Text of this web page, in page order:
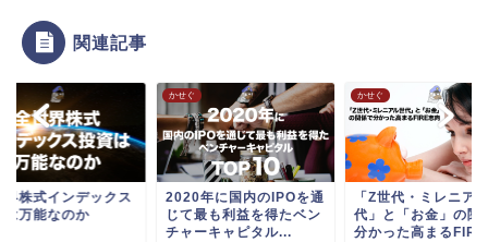
関連記事
界株式インデックス
は万能なのか
かせぐ
2020年に国内のIPOを通
じて最も利益を得たベン
チャーキャピタル...
かせぐ
「Z世代・ミレニア
代」と「お金」の関
分かった高まる